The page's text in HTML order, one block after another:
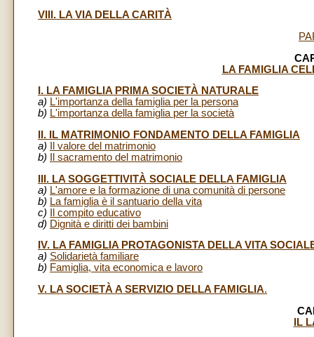
VIII. LA VIA DELLA CARITÀ
LA FAMIGLIA
I. LA FAMIGLIA PRIMA SOCIETÀ NATURALE
a) L'importanza della famiglia per la persona
b) L'importanza della famiglia per la società
II. IL MATRIMONIO FONDAMENTO DELLA FAMIGLIA
a)
Il valore del matrimonio
b)
Il sacramento del matrimonio
III. LA SOGGETTIVITÀ SOCIALE DELLA FAMIGLIA
a) L'amore e la formazione di una comunità di persone
b) La famiglia è il santuario della vita
c) Il compito educativo
d) Dignità e diritti dei bambini
IV. LA FAMIGLIA PROTAGONISTA DELLA VITA
a) Solidarietà familiare
b) Famiglia, vita economica e lavoro
V. LA SOCIETÀ A SERVIZIO DELLA FAMIGLIA.
IL